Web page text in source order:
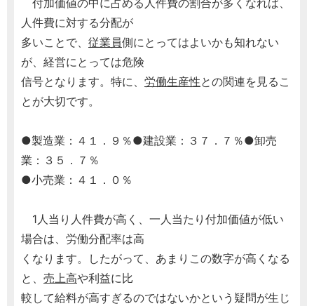
付加価値の中に占める人件費の割合が多くなれば、
人件費に対する分配が
多いことで、 従業員側にとってはよいかも知れない
が、経営にとっては危険
信号となります。特に、 労働生産性との関連を見るこ
とが大切です。
●製造業：４１．９％●建設業：３７．７％●卸売
業：３５．７％
●小売業：４１．０％
1人当り人件費が高く、一人当たり付加価値が低い
場合は、労働分配率は高
くなります。したがって、あまりこの数字が高くなる
と、 売上高や利益に比
較して給料が高すぎるのではないかという疑問が生じ